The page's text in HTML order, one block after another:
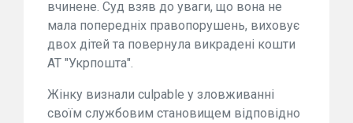
вчинене. Суд взяв до уваги, що вона не
мала попередніх правопорушень, виховує
двох дітей та повернула викрадені кошти
АТ "Укрпошта".
Жінку визнали culpable у зловживанні
своїм службовим становищем відповідно